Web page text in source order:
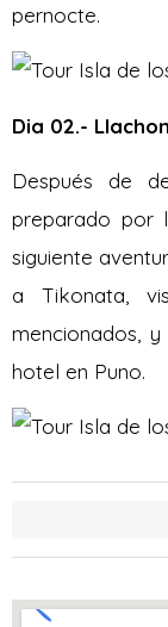
pernocte.
Dia 02.-
Después de
preparado por
siguiente
a Tikonata,
mencionados,
hotel en Puno.